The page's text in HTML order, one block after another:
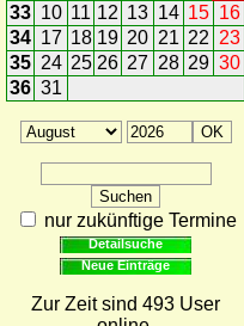
33 10 11 12 13 14 15 16
34 17 18 19 20 21 22 23
35 24 25 26 27 28 29 30
36 31
nur zukünftige Termine
Detailsuche
Neue Einträge
Zur Zeit sind 493 User